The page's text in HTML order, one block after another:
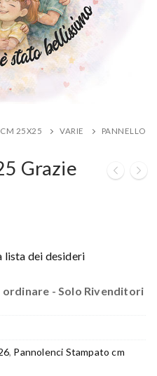
CM 25X25 VARIE
PANNELLO
Grazie
lista dei desideri
ordinare - Solo Rivenditori
, Pannolenci Stampato cm